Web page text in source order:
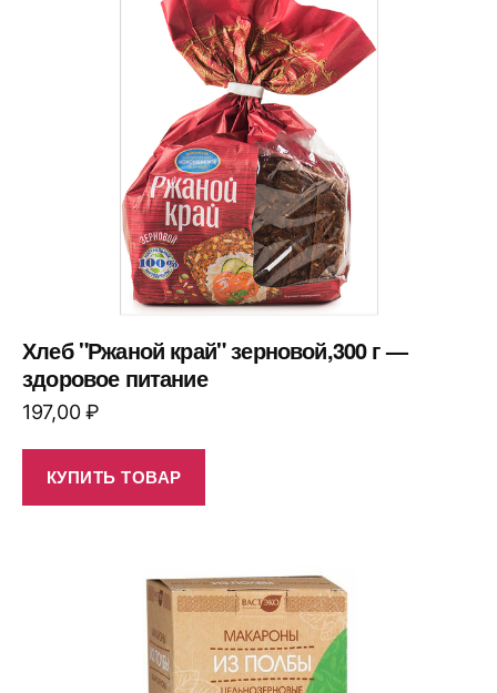
Хлеб "Ржаной край" зерновой,300 г —
здоровое питание
197,00₽
КУПИТЬ ТОВАР